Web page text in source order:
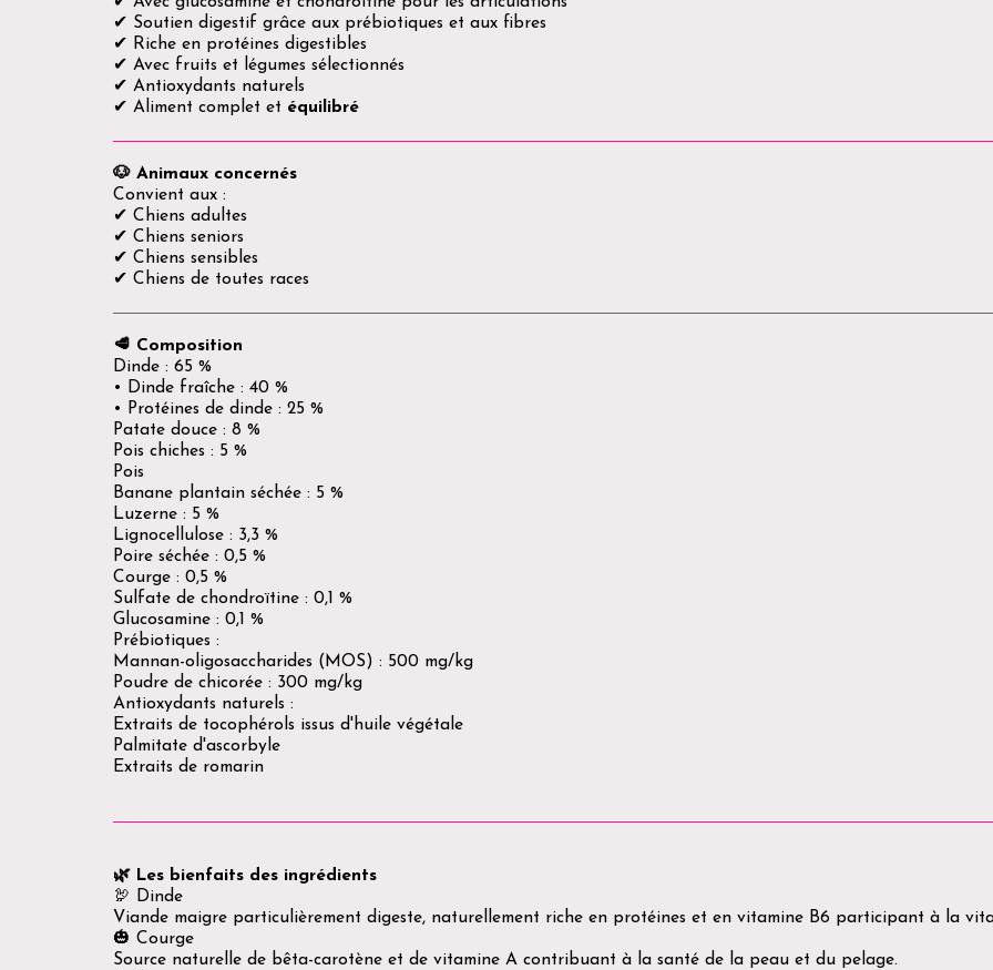
✔ Soutien digestif grâce aux prébiotiques et aux fibres
✔ Riche en protéines digestibles
✔ Avec fruits et légumes sélectionnés
✔ Antioxydants naturels
✔ Aliment complet et équilibré
🐶 Animaux concernés
Convient aux :
✔ Chiens adultes
✔ Chiens seniors
✔ Chiens sensibles
✔ Chiens de toutes races
🥩 Composition
Dinde : 65 %
• Dinde fraîche : 40 %
• Protéines de dinde : 25 %
Patate douce : 8 %
Pois chiches : 5 %
Pois
Banane plantain séchée : 5 %
Luzerne : 5 %
Lignocellulose : 3,3 %
Poire séchée : 0,5 %
Courge : 0,5 %
Sulfate de chondroïtine : 0,1 %
Glucosamine : 0,1 %
Prébiotiques :
Mannan-oligosaccharides (MOS) : 500 mg/kg
Poudre de chicorée : 300 mg/kg
Antioxydants naturels :
Extraits de tocophérols issus d'huile végétale
Palmitate d'ascorbyle
Extraits de romarin
🌿 Les bienfaits des ingrédients
🦃 Dinde
Viande maigre particulièrement digeste, naturellement riche en protéines et en vitamine B6 participant à la
🎃 Courge
Source naturelle de bêta-carotène et de vitamine A contribuant à la santé de la peau et du pelage.